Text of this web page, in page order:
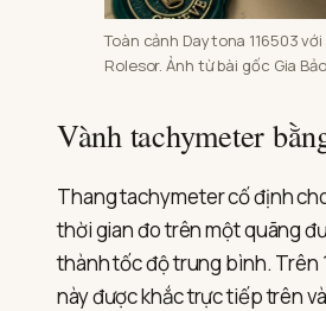
Toàn cảnh Daytona 116503
Rolesor. Ảnh từ bài gốc Gia
Vành tachymeter
Thang tachymeter cố định
thời gian đo trên một quãng
thành tốc độ trung bình. Trên
này được khắc trực tiếp trên